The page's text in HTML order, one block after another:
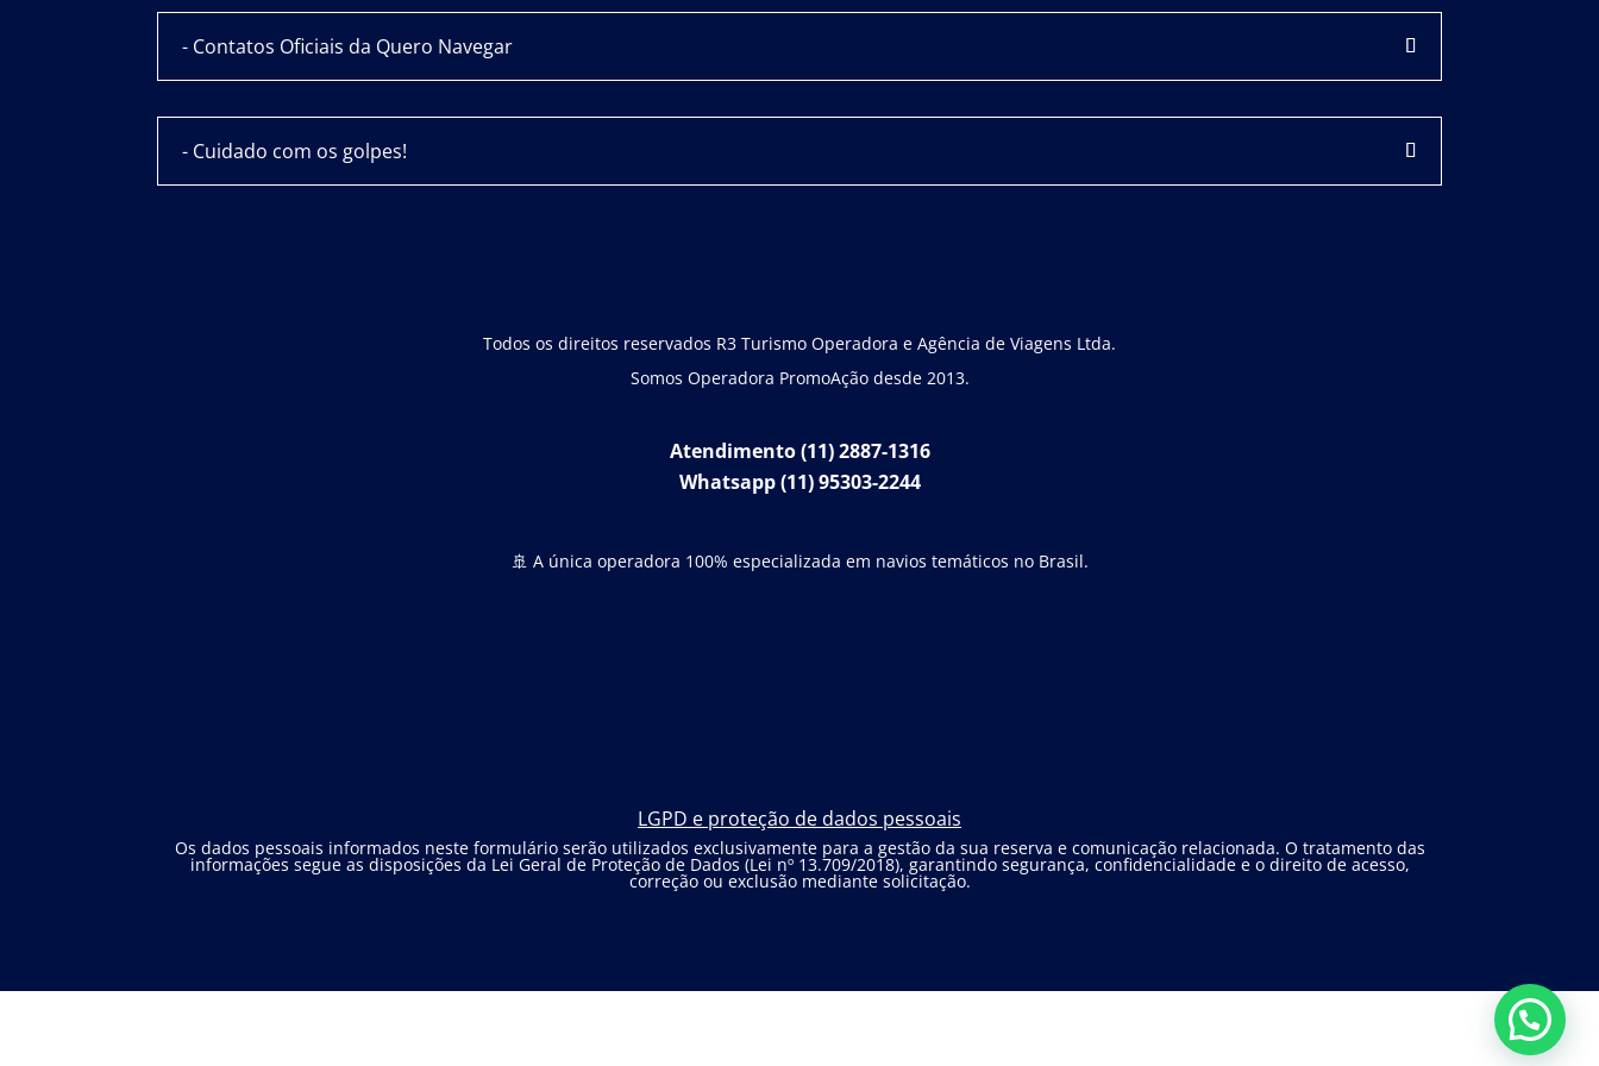
- Contatos Oficiais da Quero Navegar
- Cuidado com os golpes!
Todos os direitos reservados R3 Turismo Operadora e Agência de Viagens Ltda.
Somos Operadora PromoAção desde 2013.
Atendimento (11) 2887-1316
Whatsapp (11) 95303-2244
🚢 A única operadora 100% especializada em navios temáticos no Brasil.
LGPD e proteção de dados pessoais
Os dados pessoais informados neste formulário serão utilizados exclusivamente para a gestão da sua reserva e comunicação relacionada. O tratamento das
informações segue as disposições da Lei Geral de Proteção de Dados (Lei nº 13.709/2018), garantindo segurança, confidencialidade e o direito de acesso,
correção ou exclusão mediante solicitação.